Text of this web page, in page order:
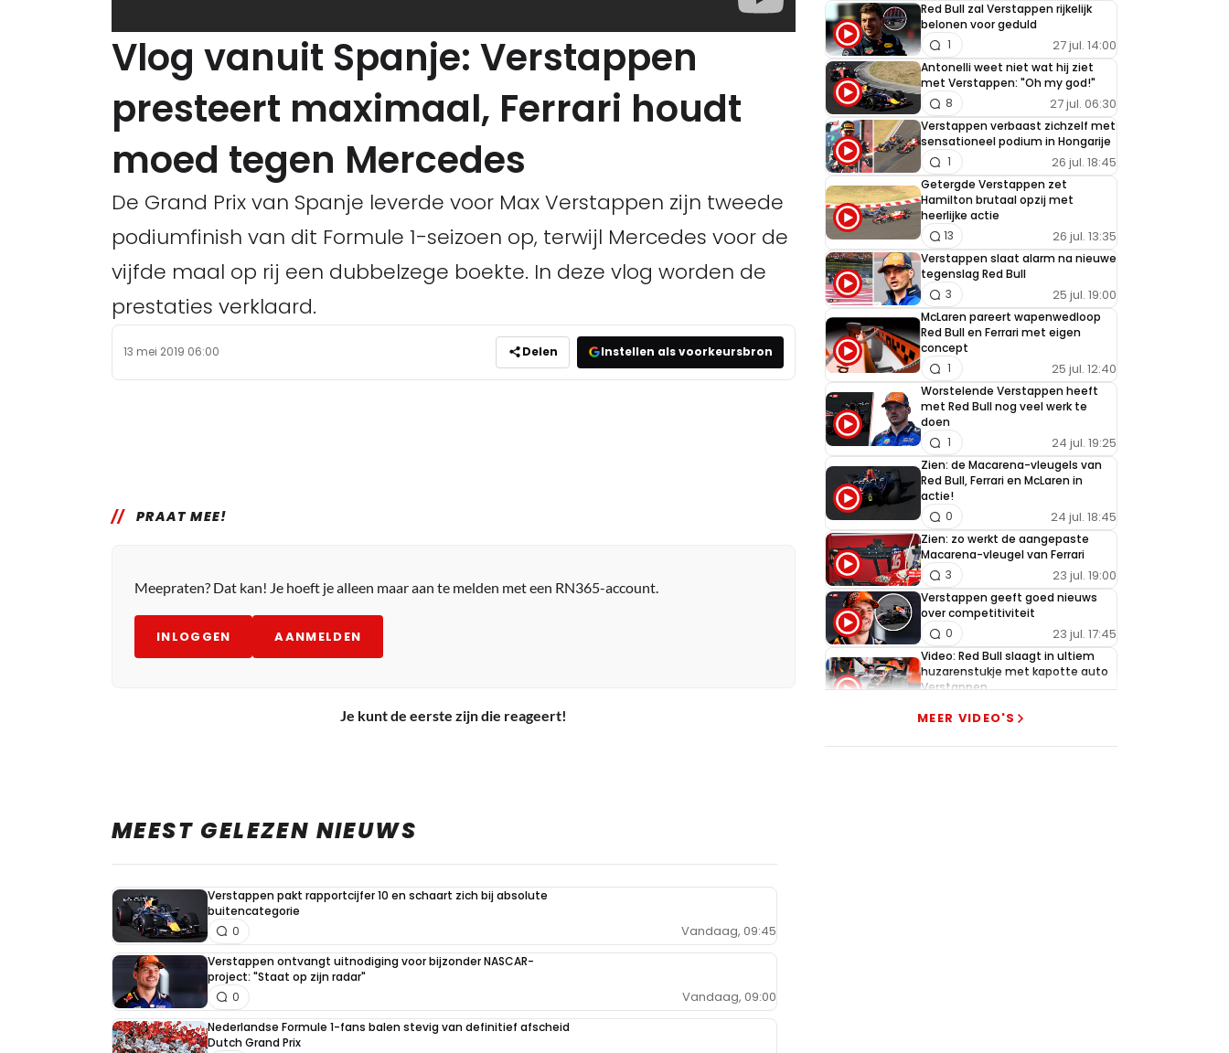
Vlog vanuit Spanje: Verstappen
presteert maximaal, Ferrari houdt
moed tegen Mercedes
De Grand Prix van Spanje leverde voor Max Verstappen zijn tweede
podiumfinish van dit Formule 1-seizoen op, terwijl Mercedes voor de
vijfde maal op rij een dubbelzege boekte. In deze vlog worden de
prestaties verklaard.
13 mei 2019 06:00 Delen Instellen als voorkeursbron
PRAAT MEE!
Meepraten? Dat kan! Je hoeft je alleen maar aan te melden met een RN365-account.
INLOGGEN AANMELDEN
Je kunt de eerste zijn die reageert!
Red Bull zal Verstappen rijkelijk
belonen voor geduld
27 jul. 14:00
1
Antonelli weet niet wat hij ziet
met Verstappen: "Oh my god!"
27 jul. 06:30
8
Verstappen verbaast zichzelf met
sensationeel podium in Hongarije
26 jul. 18:45
1
Getergde Verstappen zet
Hamilton brutaal opzij met
heerlijke actie
26 jul. 13:35
13
Verstappen slaat alarm na nieuwe
tegenslag Red Bull
25 jul. 19:00
3
McLaren pareert wapenwedloop
Red Bull en Ferrari met eigen
concept
25 jul. 12:40
1
Worstelende Verstappen heeft
met Red Bull nog veel werk te
doen
24 jul. 19:25
1
Zien: de Macarena-vleugels van
Red Bull, Ferrari en McLaren in
actie!
24 jul. 18:45
0
Zien: zo werkt de aangepaste
Macarena-vleugel van Ferrari
23 jul. 19:00
3
Verstappen geeft goed nieuws
over competitiviteit
23 jul. 17:45
0
Video: Red Bull slaagt in ultiem
huzarenstukje met kapotte auto
Verstappen
vleugels in crash met Hamilton
MEER VIDEO'S
MEEST GELEZEN NIEUWS
Verstappen pakt rapportcijfer 10 en schaart zich bij absolute
buitencategorie
Vandaag, 09:45
0
Verstappen ontvangt uitnodiging voor bijzonder NASCAR-
project: "Staat op zijn radar"
Vandaag, 09:00
0
Nederlandse Formule 1-fans balen stevig van definitief afscheid
Dutch Grand Prix